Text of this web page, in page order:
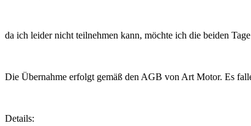
da ich leider nicht teilnehmen kann, möchte ich die beiden
Die Übernahme erfolgt gemäß den AGB von Art Motor. Es
Details: